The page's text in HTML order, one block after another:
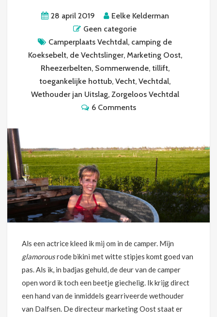
28 april 2019
Eelke Kelderman
Geen categorie
Camperplaats Vechtdal, camping de
Koeksebelt, de Vechtslinger, Marketing Oost,
Rheezerbelten, Sommerwende, tillift,
toegankelijke hottub, Vecht, Vechtdal,
Wethouder jan Uitslag, Zorgeloos Vechtdal
6 Comments
Als een actrice kleed ik mij om in de camper. Mijn
glamorousrode bikini met witte stipjes komt goed van
pas. Als ik, in badjas gehuld, de deur van de camper
open word ik toch een beetje giechelig. Ik krijg direct
een hand van de inmiddels gearriveerde wethouder
van Dalfsen. De directeur marketing Oost staat er